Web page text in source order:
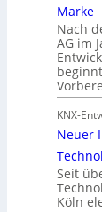
Marke
Nach
AG im
KNX-
Neuer
Seit
Köln